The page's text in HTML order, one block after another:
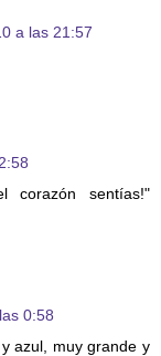
a las 21:57
corazón sentías!"
0:58
azul, muy grande y